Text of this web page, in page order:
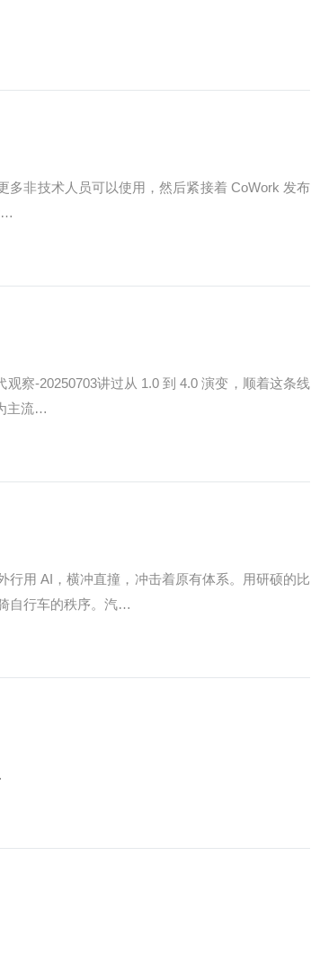
多非技术人员可以使用，然后紧接着 CoWork 发布
察-20250703讲过从 1.0 到 4.0 演变，顺着这条线
主流…
行用 AI，横冲直撞，冲击着原有体系。用研硕的比
自行车的秩序。汽…